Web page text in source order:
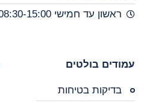
ראשון עד חמישי 08:30-15:00
עמודים בולטים
בדיקות בטיחות